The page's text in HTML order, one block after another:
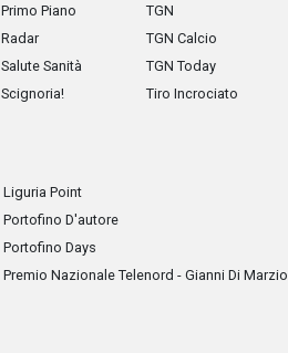
Primo Piano
Radar
Salute Sanità
Scignoria!
TGN
TGN Calcio
TGN Today
Tiro Incrociato
Liguria Point
Portofino D'autore
Portofino Days
Premio Nazionale Telenord - Gianni Di Marzio